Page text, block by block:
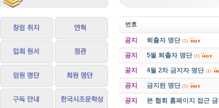
번호
공지 퇴출자 명단 (1)
공지 5월 퇴출자 명단 (1)
공지 4월 2차 금지자 명단 (1)
공지 금지된 명단 (1)
공지 본 협회 홈페이지 접근